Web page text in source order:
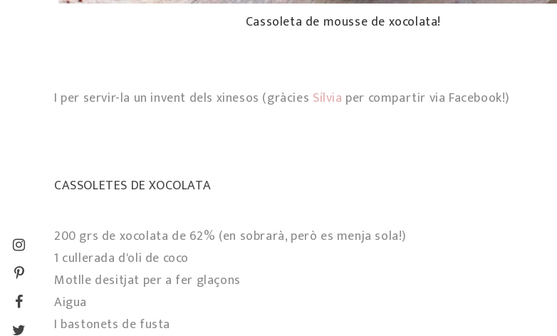
Cassoleta de mousse de xocolata!
I per servir-la un invent dels xinesos (gràcies Sílvia per compartir via Facebook!)
CASSOLETES DE XOCOLATA
200 grs de xocolata de 62% (en sobrarà, però es menja sola!)
1 cullerada d'oli de coco
Motlle desitjat per a fer glaçons
Aigua
I bastonets de fusta